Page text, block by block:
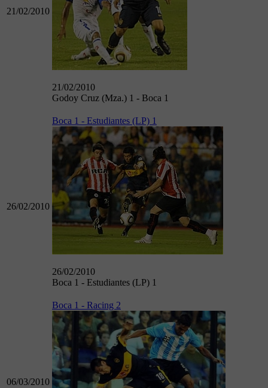
21/02/2010
21/02/2010
Godoy Cruz (Mza.) 1 - Boca 1
26/02/2010
Boca 1 - Estudiantes (LP) 1
26/02/2010
Boca 1 - Estudiantes (LP) 1
06/03/2010
Boca 1 - Racing 2